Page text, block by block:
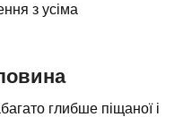
з усіма
глибше піщаної і